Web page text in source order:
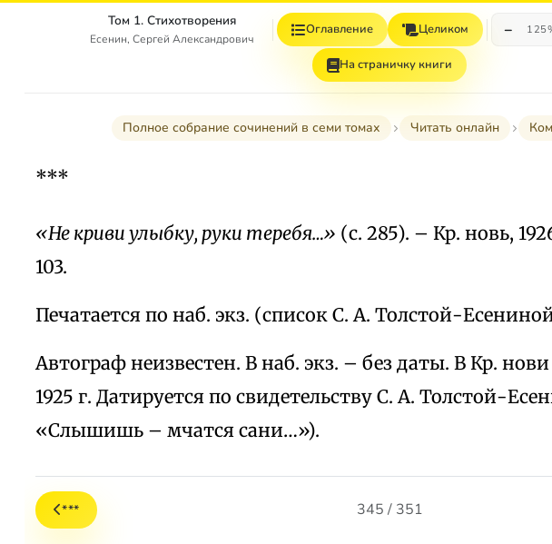
Том 1. Стихотворения
Есенин, Сергей Александрович
Оглавление Целиком −
На страничку книги
Полное собрание сочинений в семи томах Читать онлайн
***
«Не криви улыбку, руки теребя…» (с. 285). – Кр. новь,
103.
Печатается по наб. экз. (список С. А. Толстой-
Автограф неизвестен. В наб. экз. – без даты. В Кр.
1925 г. Датируется по свидетельству С. А. Толстой-
«Слышишь – мчатся сани…»).
*** 345 / 351